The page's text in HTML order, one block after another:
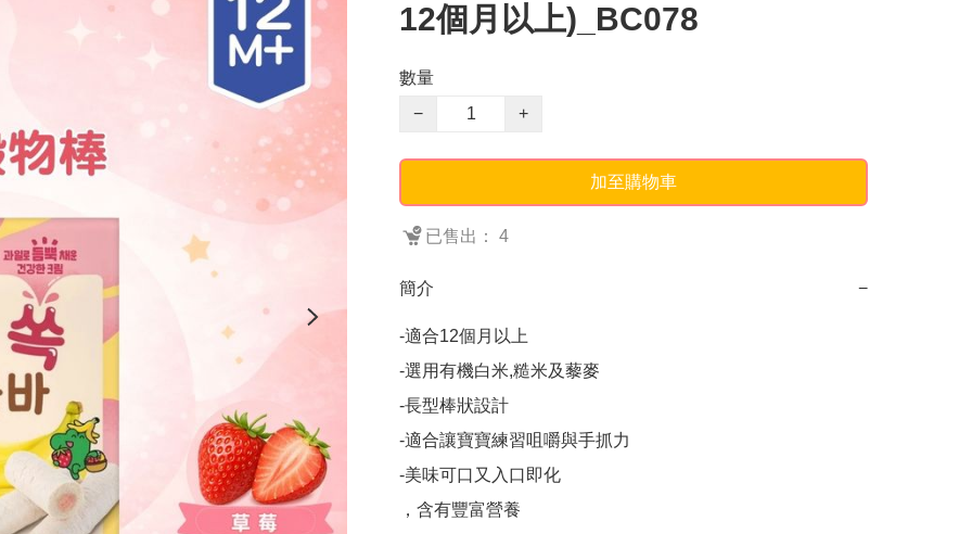
12個月以上)_BC078
數量
−
+
加至購物車
已售出： 4
簡介 −
-適合12個月以上
-選用有機白米,糙米及藜麥
-長型棒狀設計
-適合讓寶寶練習咀嚼與手抓力
-美味可口又入口即化
，含有豐富營養